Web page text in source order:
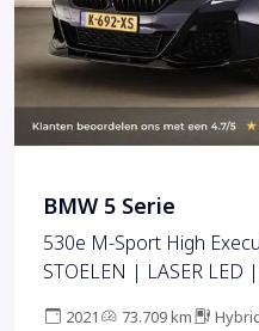
BMW 5 Serie
530e M-Sport High
STOELEN | LASER LED
2021 73.709 km